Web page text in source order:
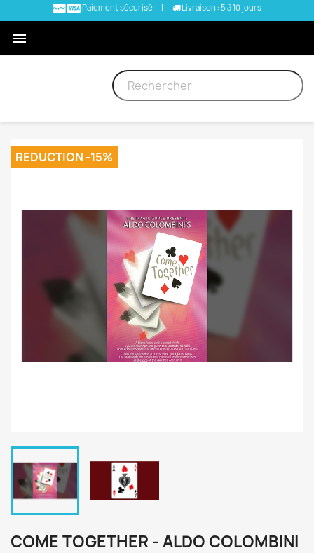
Paiement sécurisé | Livraison : 5 à 10 jours

REDUCTION -15%
COME TOGETHER - ALDO COLOMBINI